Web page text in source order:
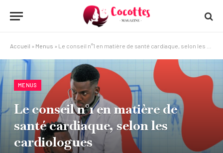
Accueil » Menus » Le conseil n°1 en matière de santé cardiaque, selon les cardiologues
MENUS
Le conseil n°1 en matière de
santé cardiaque, selon les
cardiologues